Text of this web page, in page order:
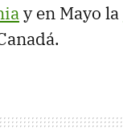
y en Mayo la